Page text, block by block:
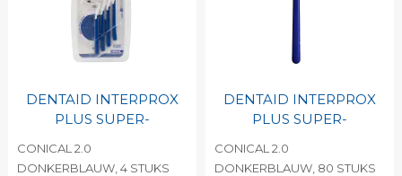
DENTAID INTERPROX
PLUS SUPER-
CONICAL 2.0
DONKERBLAUW, 4 STUKS
DENTAID INTERPROX
PLUS SUPER-
CONICAL 2.0
DONKERBLAUW, 80 STUKS